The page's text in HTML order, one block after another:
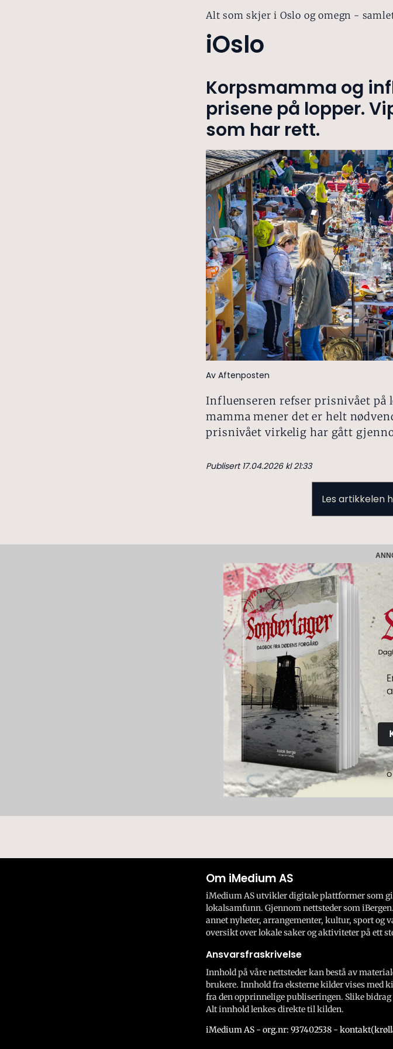
Alt som skjer i Oslo og omegn -
iOslo
Korpsmamma og
prisene på lopper.
som har rett.
Av Aftenposten
Influenseren refser prisnivået på
mamma mener det er helt
prisnivået virkelig har gått
Publisert 17.04.2026 kl 21:33
Les artikkelen
Om iMedium AS
iMedium AS utvikler digitale plattformer som
lokalsamfunn. Gjennom nettsteder som
annet nyheter, arrangementer, kultur, sport og
oversikt over lokale saker og aktiviteter på ett
Ansvarsfraskrivelse
Innhold på våre nettsteder kan bestå av
brukere. Innhold fra eksterne kilder vises med
fra den opprinnelige publiseringen. Slike
Alt innhold lenkes direkte til kilden.
iMedium AS - org.nr: 937402538 -